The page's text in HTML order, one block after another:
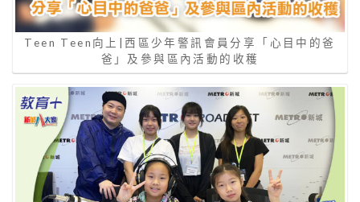
Teen Teen向上|西區少年警訊會員分享「心目中的爸
爸」及參與區內活動的收穫